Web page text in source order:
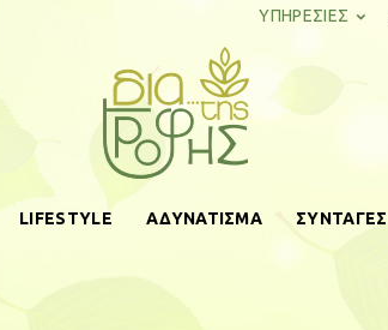
ΥΠΗΡΕΣΙΕΣ
LIFESTYLE ΑΔΥΝΑΤΙΣΜΑ ΣΥΝΤΑΓΕΣ